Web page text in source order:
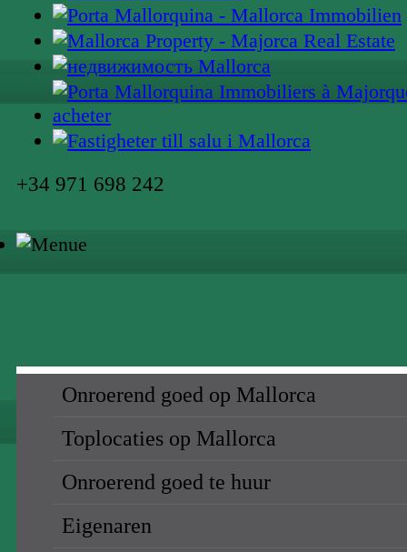
+34 971 698 242
Onroerend goed op Mallorca
Toplocaties op Mallorca
Onroerend goed te huur
Eigenaren